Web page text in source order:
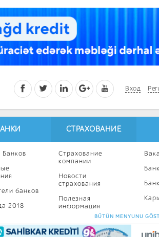
Вход
Банков
банков
2018
СТРАХОВАНИЕ
Страхование
компании
Новости
страхования
Полезная
информация
калькулятор
BÜTÜN MENYUNU